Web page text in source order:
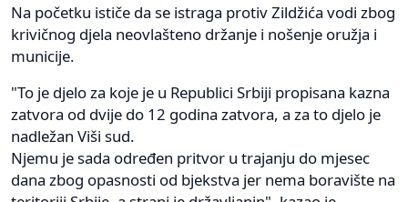
Na početku ističe da se istraga protiv Zildžića vodi zbog
krivičnog djela neovlašteno držanje i nošenje oružja i
municije.
"To je djelo za koje je u Republici Srbiji propisana kazna
zatvora od dvije do 12 godina zatvora, a za to djelo je
nadležan Viši sud.
Njemu je sada određen pritvor u trajanju do mjesec
dana zbog opasnosti od bjekstva jer nema boravište na